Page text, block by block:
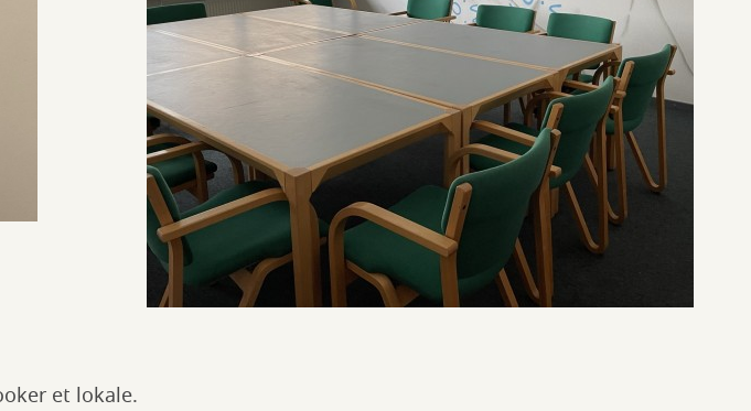
et lokale.